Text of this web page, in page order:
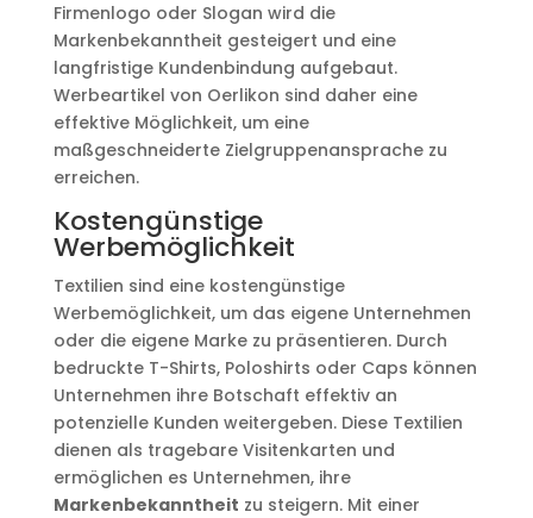
Firmenlogo oder Slogan wird die
Markenbekanntheit gesteigert und eine
langfristige Kundenbindung aufgebaut.
Werbeartikel von Oerlikon sind daher eine
effektive Möglichkeit, um eine
maßgeschneiderte Zielgruppenansprache zu
erreichen.
Kostengünstige
Werbemöglichkeit
Textilien sind eine kostengünstige
Werbemöglichkeit, um das eigene Unternehmen
oder die eigene Marke zu präsentieren. Durch
bedruckte T-Shirts, Poloshirts oder Caps können
Unternehmen ihre Botschaft effektiv an
potenzielle Kunden weitergeben. Diese Textilien
dienen als tragebare Visitenkarten und
ermöglichen es Unternehmen, ihre
Markenbekanntheit zu steigern. Mit einer